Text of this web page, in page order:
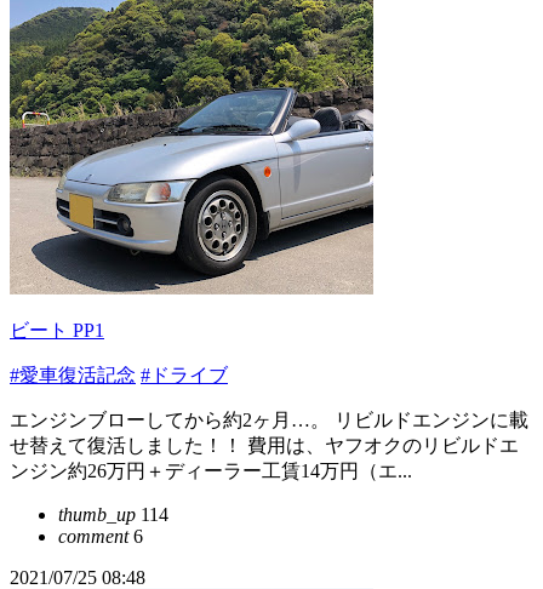
ビート PP1
#愛車復活記念 #ドライブ
エンジンブローしてから約2ヶ月…。 リビルドエンジンに載
せ替えて復活しました！！ 費用は、ヤフオクのリビルドエ
ンジン約26万円＋ディーラー工賃14万円（エ...
thumb_up 114
comment6
2021/07/25 08:48